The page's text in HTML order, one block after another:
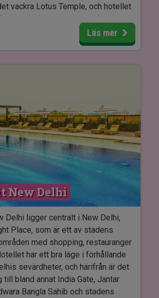
vackra Lotus Temple, och hotellet
av New Delhis största
Lotus Temple, India Gate,
Qutub Minar och de
marknaderna och
runt om i staden.
Delhi har flera restauranger och
serveras både internationella rätter
specialiteter. Hotellets
bland annat all-day dining,
och klassiska specialiteter från
och punjabi-inspirerade köket.
café, lounge och bar, där du kan
rätter, kaffe, cocktails och
i avslappnade omgivningar.
Läs mer
New Delhi
Delhi ligger centralt i New Delhi,
Place, som är ett av stadens
med shopping, restauranger
har ett bra läge i förhållande
sevärdheter, och härifrån är det
till bland annat India Gate, Jantar
Bangla Sahib och stadens